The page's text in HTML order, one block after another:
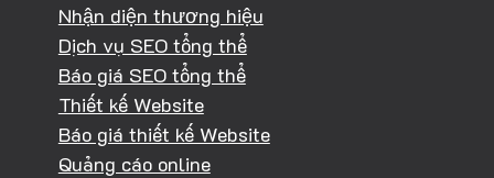
Nhận diện thương hiệu
Dịch vụ SEO tổng thể
Báo giá SEO tổng thể
Thiết kế Website
Báo giá thiết kế Website
Quảng cáo online